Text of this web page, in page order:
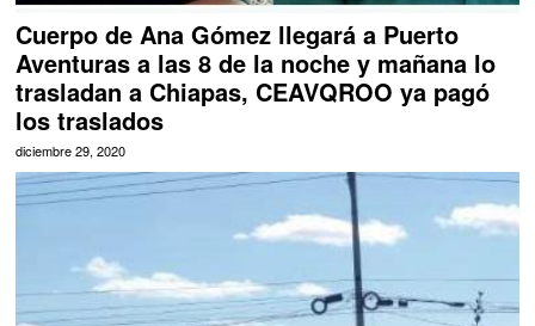
Cuerpo de Ana Gómez llegará a Puerto
Aventuras a las 8 de la noche y mañana lo
trasladan a Chiapas, CEAVQROO ya pagó
los traslados
diciembre 29, 2020